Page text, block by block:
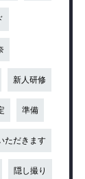
新人研修
準備
ただきます
隠し撮り